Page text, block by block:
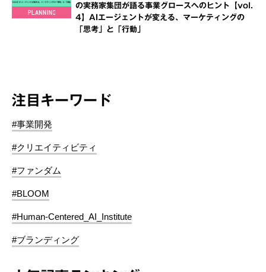
の実務家集団が語る事業グロースへのヒント【vol.
4】AIエージェントが変える、マーケティングの
「思考」と「行動」
注目キーワード
#事業開発
#クリエイティビティ
#ファンダム
#BLOOM
#Human-Centered_AI_Institute
#ブランディング